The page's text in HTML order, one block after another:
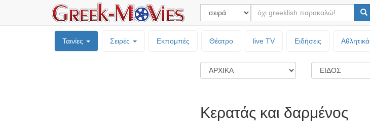
Ταινίες Σειρές Εκπομπές Θέατρο live TV Ειδήσεις Αθλητικά
Κερατάς και δαρμένος